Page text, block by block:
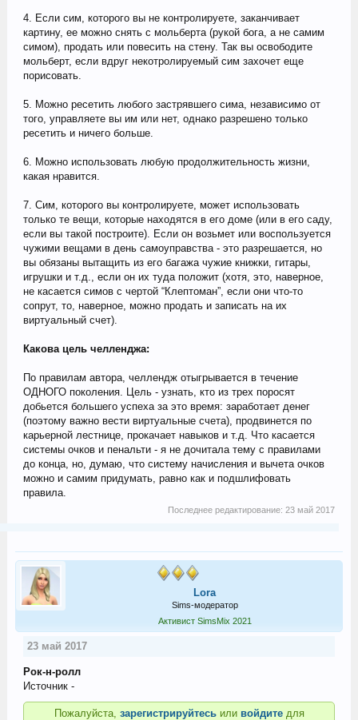
4. Если сим, которого вы не контролируете, заканчивает
картину, ее можно снять с мольберта (рукой бога, а не самим
симом), продать или повесить на стену. Так вы освободите
мольберт, если вдруг некотролируемый сим захочет еще
порисовать.
5. Можно ресетить любого застрявшего сима, независимо от
того, управляете вы им или нет, однако разрешено только
ресетить и ничего больше.
6. Можно использовать любую продолжительность жизни,
какая нравится.
7. Сим, которого вы контролируете, может использовать
только те вещи, которые находятся в его доме (или в его саду,
если вы такой построите). Если он возьмет или воспользуется
чужими вещами в день самоуправства - это разрешается, но
вы обязаны вытащить из его багажа чужие книжки, гитары,
игрушки и т.д., если он их туда положит (хотя, это, наверное,
не касается симов с чертой “Клептоман”, если они что-то
сопрут, то, наверное, можно продать и записать на их
виртуальный счет).
Какова цель челленджа:
По правилам автора, челлендж отыгрывается в течение
ОДНОГО поколения. Цель - узнать, кто из трех поросят
добьется большего успеха за это время: заработает денег
(поэтому важно вести виртуальные счета), продвинется по
карьерной лестнице, прокачает навыков и т.д. Что касается
системы очков и пенальти - я не дочитала тему с правилами
до конца, но, думаю, что систему начисления и вычета очков
можно и самим придумать, равно как и подшлифовать
правила.
Последнее редактирование:23 май 2017
Lora
Sims-модератор
Активист SimsMix 2021
23 май 2017
Рок-н-ролл
Источник -
Пожалуйста, зарегистрируйтесьили войдите для